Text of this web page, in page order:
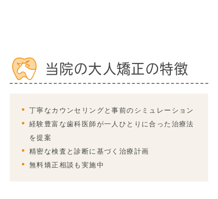
当院の大人矯正の特徴
丁寧なカウンセリングと事前のシミュレーション
経験豊富な歯科医師が一人ひとりに合った治療法
を提案
精密な検査と診断に基づく治療計画
無料矯正相談も実施中